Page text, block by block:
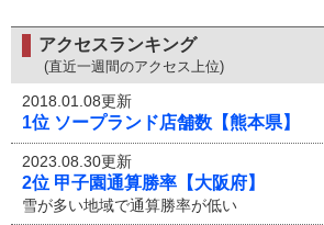
アクセスランキング
(直近一週間のアクセス上位)
2018.01.08更新
1位 ソープランド店舗数【熊本県】
2023.08.30更新
2位 甲子園通算勝率【大阪府】
雪が多い地域で通算勝率が低い